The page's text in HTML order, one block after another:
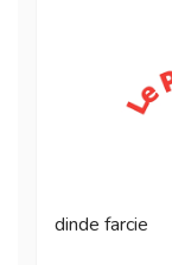
dinde farcie